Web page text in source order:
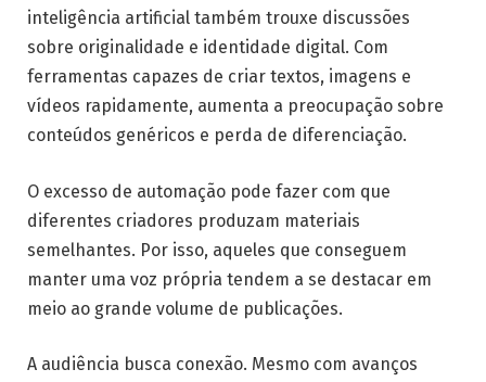
inteligência artificial também trouxe discussões
sobre originalidade e identidade digital. Com
ferramentas capazes de criar textos, imagens e
vídeos rapidamente, aumenta a preocupação sobre
conteúdos genéricos e perda de diferenciação.
O excesso de automação pode fazer com que
diferentes criadores produzam materiais
semelhantes. Por isso, aqueles que conseguem
manter uma voz própria tendem a se destacar em
meio ao grande volume de publicações.
A audiência busca conexão. Mesmo com avanços